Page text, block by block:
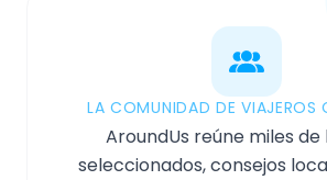
LA COMUNIDAD DE VIAJEROS
AroundUs reúne miles de
seleccionados, consejos